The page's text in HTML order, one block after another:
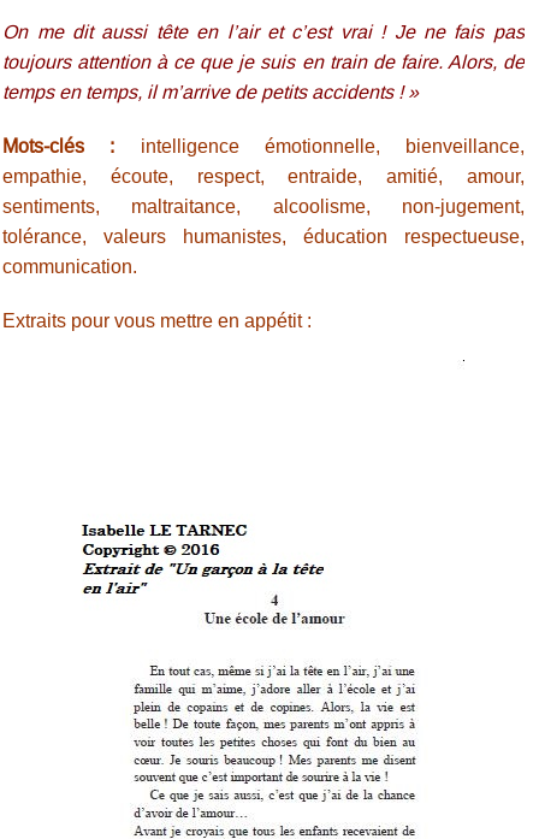
On me dit aussi tête en l’air et c’est vrai ! Je ne fais pas
toujours attention à ce que je suis en train de faire. Alors, de
temps en temps, il m’arrive de petits accidents ! »
Mots-clés : intelligence émotionnelle, bienveillance,
empathie, écoute, respect, entraide, amitié, amour,
sentiments, maltraitance, alcoolisme, non-jugement,
tolérance, valeurs humanistes, éducation respectueuse,
communication.
Extraits pour vous mettre en appétit :